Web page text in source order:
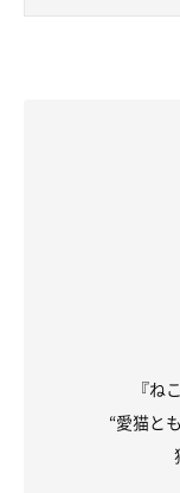
『ね
“愛猫と